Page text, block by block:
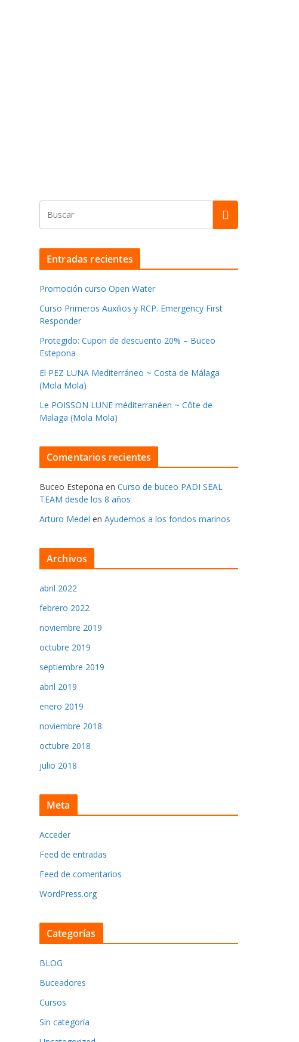
Entradas recientes
Promoción curso Open Water
Curso Primeros Auxilios y RCP. Emergency First
Responder
Protegido: Cupon de descuento 20% – Buceo
Estepona
El PEZ LUNA Mediterráneo ~ Costa de Málaga
(Mola Mola)
Le POISSON LUNE méditerranéen ~ Côte de
Malaga (Mola Mola)
Comentarios recientes
Buceo Estepona en Curso de buceo PADI SEAL
TEAM desde los 8 años
Arturo Medel en Ayudemos a los fondos marinos
Archivos
abril 2022
febrero 2022
noviembre 2019
octubre 2019
septiembre 2019
abril 2019
enero 2019
noviembre 2018
octubre 2018
julio 2018
Meta
Acceder
Feed de entradas
Feed de comentarios
WordPress.org
Categorías
BLOG
Buceadores
Cursos
Sin categoría